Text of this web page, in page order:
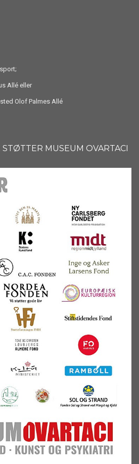
Allé eller
Olof Palmes Allé
MUSEUM OVARTACI